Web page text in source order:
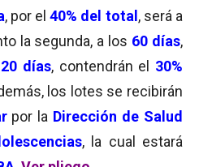
, por el40% del total , será a
la segunda, a los 60 días,
días, contendrán el 30%
los lotes se recibirán
por la Dirección de Salud
, la cual estará